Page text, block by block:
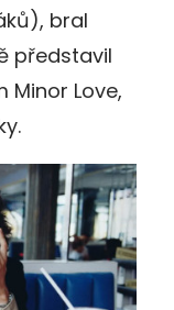
bral
představil
Minor Love,